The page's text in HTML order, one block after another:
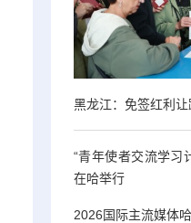
黑龙江：免签红利让
“青年使者交流学习
在哈举行
2026国际主流媒体